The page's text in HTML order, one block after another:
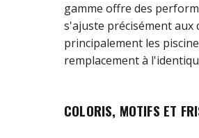
gamme offre des
s'ajuste précisément aux
principalement les
remplacement à
COLORIS, MOTIFS ET